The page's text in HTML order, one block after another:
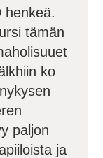
henkeä.
tämän
ko
paljon
ja